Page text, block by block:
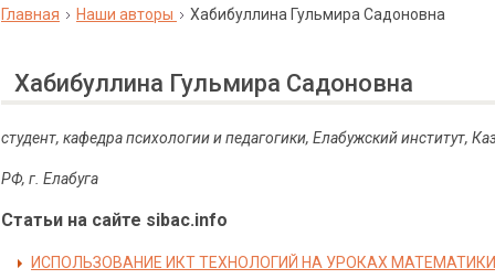
Главная Наши авторы Хабибуллина Гульмира Садоновна
Хабибуллина Гульмира Садоновна
студент, кафедра психологии и педагогики, Елабужский институт,
РФ, г. Елабуга
Статьи на сайте sibac.info
ИСПОЛЬЗОВАНИЕ ИКТ ТЕХНОЛОГИЙ НА УРОКАХ